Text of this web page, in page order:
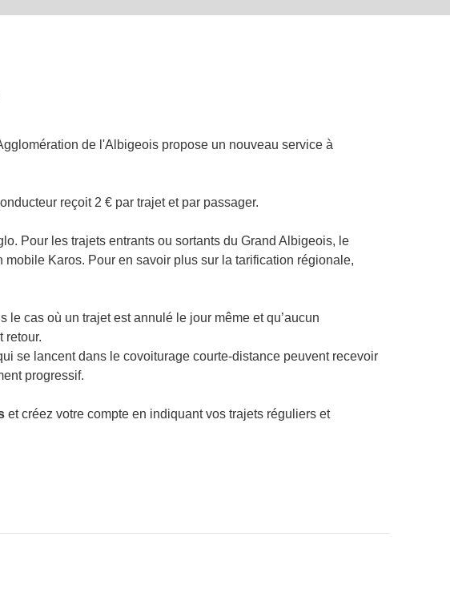
de l'Albigeois propose un nouveau service à
reçoit 2 € par trajet et par passager.
Pour les trajets entrants ou sortants du Grand Albigeois, le
Karos. Pour en savoir plus sur la tarification régionale,
cas où un trajet est annulé le jour même et qu’aucun
retour.
se lancent dans le covoiturage courte-distance peuvent recevoir
progressif.
et créez votre compte en indiquant vos trajets réguliers et